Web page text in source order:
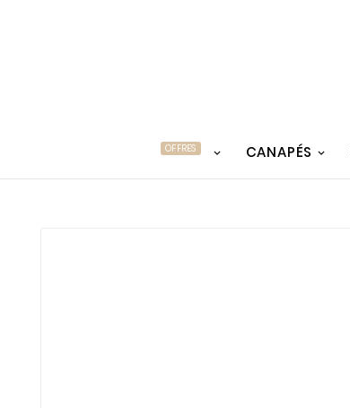
OFFRES CANAPÉS